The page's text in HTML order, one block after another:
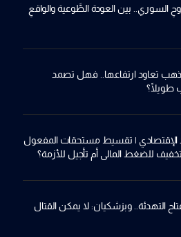
السوري.. بين العودة الطَّوعية والواقعِ
تعاود ارتفاعها.. فهل تصمد
طويلًا؟
| تقسيط مستحقات المفعول
للضغط المالي أم تأجيل للأزمة؟
التهدئة.. وبزشكيان: لا يمكن القتال